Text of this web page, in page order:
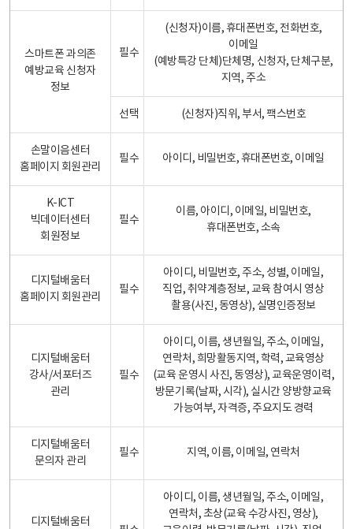
스마트폰 과의존
예방교육 신청자
정보
필수
(신청자)이름, 휴대폰번호, 전화번호,
이메일
(예방특강 단체)단체명, 신청자, 단체구분,
지역, 주소
선택 (신청자)직위, 부서, 팩스번호
손말이음센터
홈페이지 회원관리
필수 아이디, 비밀번호, 휴대폰번호, 이메일
K-ICT
빅데이터센터
회원정보
필수
이름, 아이디, 이메일, 비밀번호,
휴대폰번호, 소속
디지털배움터
홈페이지 회원관리
필수
아이디, 비밀번호, 주소, 성별, 이메일,
직업, 취약계층정보, 교육 참여시 영상
촬용(사진, 동영상), 실명인증정보
디지털배움터
강사/서포터즈
관리
필수
아이디, 이름, 생년월일, 주소, 이메일,
연락처, 희망활동지역, 학력, 교육영상
(교육 운영시 사진, 동영상), 교육운영이력,
방문기록(날짜, 시각), 실시간 양방향교육
가능여부, 자격증, 주요지도 경력
디지털배움터
문의자 관리
필수 지역, 이름, 이메일, 연락처
디지털배움터
아이디, 이름, 생년월일, 주소, 이메일,
연락처, 초상(교육 수강사진, 영상),